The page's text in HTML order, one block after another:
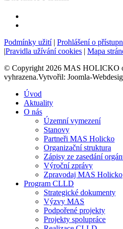
Podmínky užití| Prohlášení o
|Pravidla užívání cookies | Mapa
© Copyright 2026 MAS HOLICKO
vyhrazena.Vytvořil: Joomla-
Úvod
Aktuality
O nás
Územní vymezení
Stanovy
Partneři MAS Holicko
Organizační struktura
Zápisy ze zasedání
Výroční zprávy
Zpravodaj MAS Holicko
Program CLLD
Strategické dokumenty
Výzvy MAS
Podpořené projekty
Projekty spolupráce